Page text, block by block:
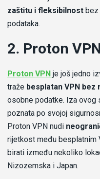
zaštitu i fleksibilnost bez
podataka.
2. Proton
Proton VPN -
Recenzija
proton
vpn
je još jedno
traže besplatan VPN
osobne podatke. Iza
poznata po svojoj
Proton VPN nudi
rijetkost među besplatnim
birati između nekoliko
Nizozemska i Japan.